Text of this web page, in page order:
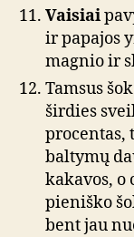
Vaisiai
ir papajos
magnio ir
Tamsus
širdies
procentas,
baltymų
kakavos, o
pieniško
bent jau